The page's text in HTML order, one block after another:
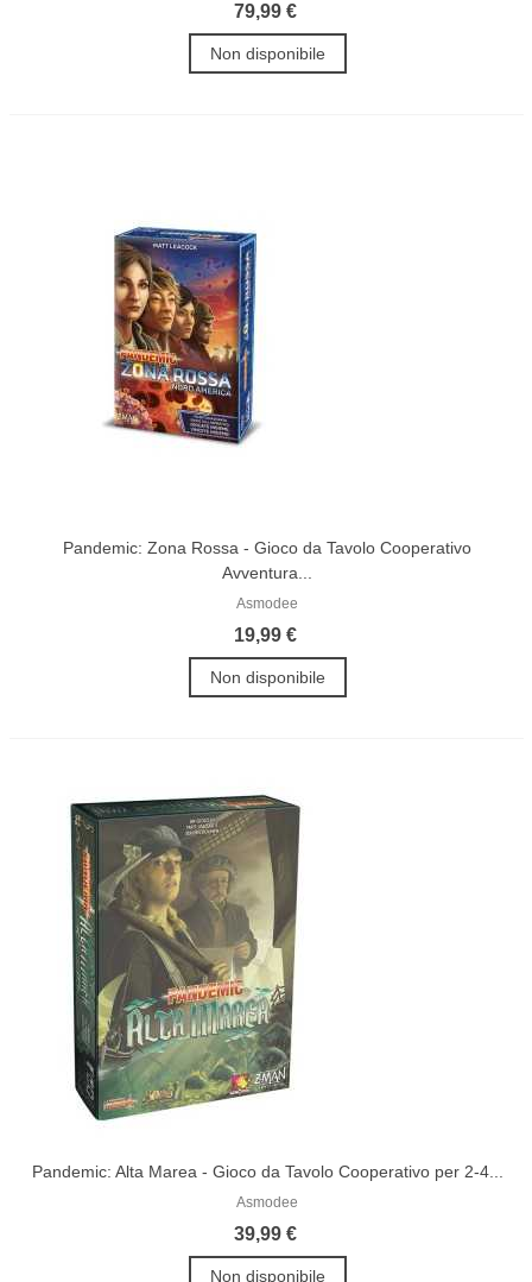
79,99 €
Non disponibile
Pandemic: Zona Rossa - Gioco da Tavolo Cooperativo
Avventura...
Asmodee
19,99 €
Non disponibile
Pandemic: Alta Marea - Gioco da Tavolo Cooperativo per 2-4...
Asmodee
39,99 €
Non disponibile